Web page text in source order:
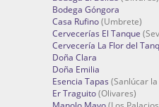
Bodega Góngora
Casa Rufino(Umbrete)
Cervecerías El Tanque
Cervecería La Flor del
Doña Clara
Doña Emilia
Esencia Tapas (Sanlúcar
Er Traguito(Olivares)